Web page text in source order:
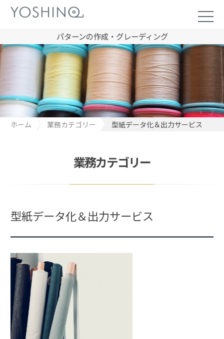
パターンの作成・グレーディング
ホーム 業務カテゴリー 型紙データ化＆出力サービス
業務カテゴリー
型紙データ化＆出力サービス